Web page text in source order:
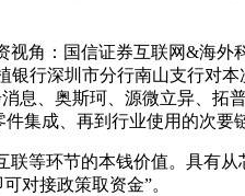
角：国信证券互联网&海外
行深圳市分行南山支行对
息、奥斯珂、源微立异、拓
集成、再到行业使用的次要
等环节的本钱价值。具有从
对接政策取资金”。